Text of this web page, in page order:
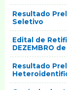
Resultado
Seletivo
Edital de
DEZEMBRO
Resultado